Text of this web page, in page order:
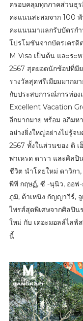
ครอบคลุมทุกภาคส่วนธุ
คะแนนสะสมจาก 100
คะแนนมาแลกรับบัตรก
โปรโมชันจากบัตรเคร
M Visa เป็นต้น และระ
2567 สุดยอดนักช้อปที่มี
รางวัลสุดพรีเมียมมากม
กับประสบการณ์การท่อง
Excellent Vacation
อีกมากมาย พร้อม อภิมห
อย่างยิ่งใหญ่อย่างไม่รู้จ
2567 ทั้งในส่วนของ ดิ เ
พาเหรด ดารา และศิลปิ
ชีวิต นำโดยใหม่ ดาวิก
พีพี กฤษฏ์, ซี -นุนิว, ออฟ
ภูมิ, ต้าเหนิง กัญญาวีร์,
ไพรส์สุดพิเศษจากศิลปิ
ใหม่ กับ เดอะมอลล์ไลฟ์
นี้